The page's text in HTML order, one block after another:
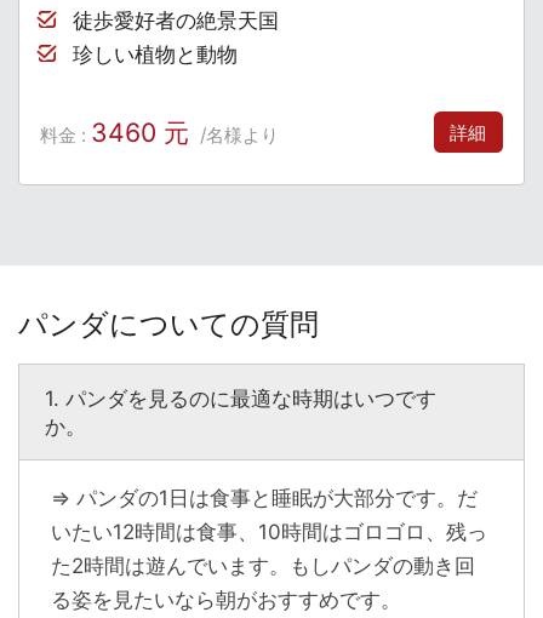
徒歩愛好者の絶景天国
珍しい植物と動物
料金 : 3460 元 /名様より 詳細
パンダについての質問
1. パンダを見るのに最適な時期はいつです
か。
⇒ パンダの1日は食事と睡眠が大部分です。だ
いたい12時間は食事、10時間はゴロゴロ、残っ
た2時間は遊んでいます。もしパンダの動き回
る姿を見たいなら朝がおすすめです。